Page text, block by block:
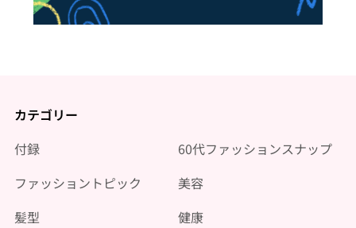
カテゴリー
付録
60代ファッションスナップ
ファッショントピック
美容
髪型
健康